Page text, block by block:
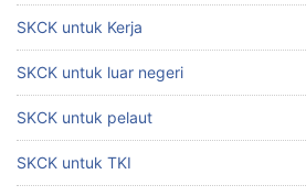
SKCK untuk Kerja
SKCK untuk luar negeri
SKCK untuk pelaut
SKCK untuk TKI